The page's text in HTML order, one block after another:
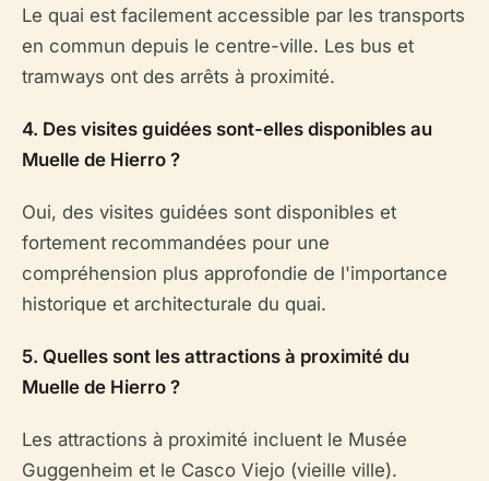
Le quai est facilement accessible par les transports
en commun depuis le centre-ville. Les bus et
tramways ont des arrêts à proximité.
4. Des visites guidées sont-elles disponibles au
Muelle de Hierro ?
Oui, des visites guidées sont disponibles et
fortement recommandées pour une
compréhension plus approfondie de l'importance
historique et architecturale du quai.
5. Quelles sont les attractions à proximité du
Muelle de Hierro ?
Les attractions à proximité incluent le Musée
Guggenheim et le Casco Viejo (vieille ville).